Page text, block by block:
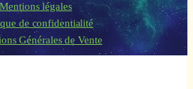
Mentions légales
de confidentialité
Générales de Vente